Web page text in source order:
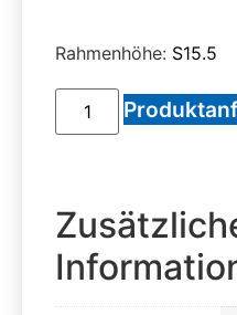
Rahmenhöhe: S15.5